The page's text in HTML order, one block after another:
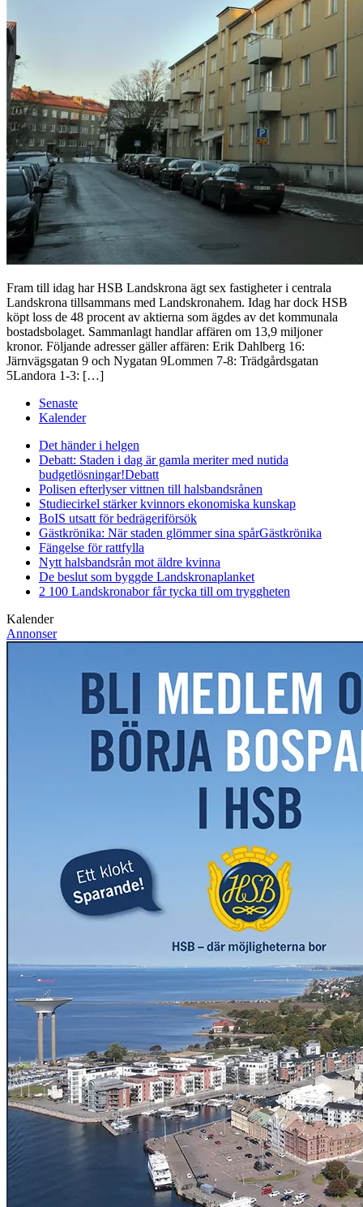
Fram till idag har HSB Landskrona ägt sex fastigheter i centrala
Landskrona tillsammans med Landskronahem. Idag har dock HSB
köpt loss de 48 procent av aktierna som ägdes av det kommunala
bostadsbolaget. Sammanlagt handlar affären om 13,9 miljoner
kronor. Följande adresser gäller affären: Erik Dahlberg 16:
Järnvägsgatan 9 och Nygatan 9Lommen 7-8: Trädgårdsgatan
5Landora 1-3: […]
Senaste
Kalender
Det händer i helgen
Debatt: Staden i dag är gamla meriter med nutida
budgetlösningar!Debatt
Polisen efterlyser vittnen till halsbandsrånen
Studiecirkel stärker kvinnors ekonomiska kunskap
BoIS utsatt för bedrägeriförsök
Gästkrönika: När staden glömmer sina spårGästkrönika
Fängelse för rattfylla
Nytt halsbandsrån mot äldre kvinna
De beslut som byggde Landskronaplanket
2 100 Landskronabor får tycka till om tryggheten
Kalender
Annonser